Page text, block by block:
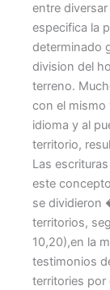
entre
especifica la
determinado
division del
terreno.
con el mismo
idioma y al
territorio,
Las
este
se dividieron
territorios,
10,20),en la
testimonios
territories por